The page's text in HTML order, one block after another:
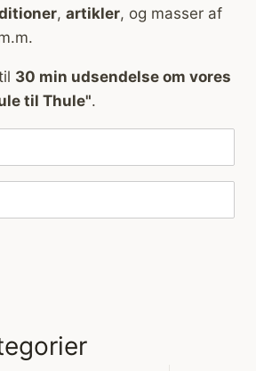
, artikler, og masser af
30 min udsendelse om vores
til Thule".